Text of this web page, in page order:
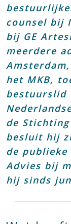
counsel bij
bij GE
meerdere
het MKB,
bestuurslid
de
besluit hij
de publieke
Advies bij
hij sinds